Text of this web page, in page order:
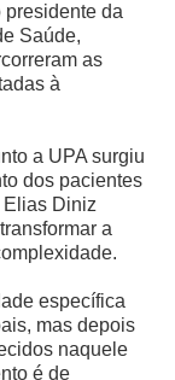
da
Saúde,
as
à
a UPA surgiu
dos pacientes
Elias Diniz
a
específica
mas depois
naquele
é de